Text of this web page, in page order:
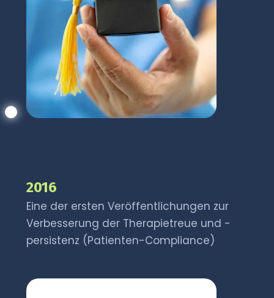
2016
Eine der ersten Veröffentlichungen zur
Verbesserung der Therapietreue und -
persistenz (Patienten-Compliance)